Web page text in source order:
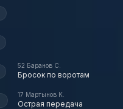
52 Баранов С.
Бросок по воротам
17 Мартынов К.
Острая передача